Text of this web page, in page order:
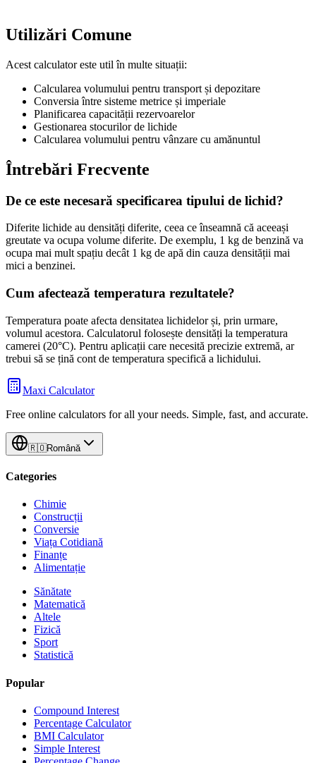
Utilizări Comune
Acest calculator este util în multe situații:
Calcularea volumului pentru transport și depozitare
Conversia între sisteme metrice și imperiale
Planificarea capacității rezervoarelor
Gestionarea stocurilor de lichide
Calcularea volumului pentru vânzare cu amănuntul
Întrebări Frecvente
De ce este necesară specificarea tipului de lichid?
Diferite lichide au densități diferite, ceea ce înseamnă că aceeași
greutate va ocupa volume diferite. De exemplu, 1 kg de benzină va
ocupa mai mult spațiu decât 1 kg de apă din cauza densității mai
mici a benzinei.
Cum afectează temperatura rezultatele?
Temperatura poate afecta densitatea lichidelor și, prin urmare,
volumul acestora. Calculatorul folosește densități la temperatura
camerei (20°C). Pentru aplicații care necesită precizie extremă, ar
trebui să se țină cont de temperatura specifică a lichidului.
Maxi Calculator
Free online calculators for all your needs. Simple, fast, and accurate.
🇷🇴Română
Categories
Chimie
Construcții
Conversie
Viața Cotidiană
Finanțe
Alimentație
Sănătate
Matematică
Altele
Fizică
Sport
Statistică
Popular
Compound Interest
Percentage Calculator
BMI Calculator
Simple Interest